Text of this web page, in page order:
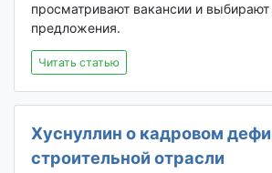
просматривают вакансии и
предложения.
Читать статью
Хуснуллин о кадровом
строительной отрасли